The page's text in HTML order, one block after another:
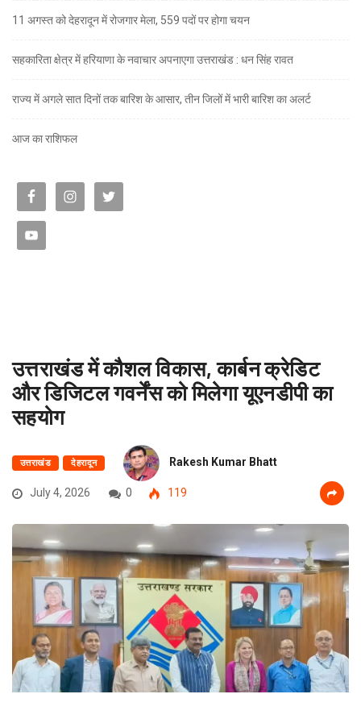
11 अगस्त को देहरादून में रोजगार मेला, 559 पदों पर होगा चयन
सहकारिता क्षेत्र में हरियाणा के नवाचार अपनाएगा उत्तराखंड : धन सिंह रावत
राज्य में अगले सात दिनों तक बारिश के आसार, तीन जिलों में भारी बारिश का अलर्ट
आज का राशिफल
उत्तराखंड में कौशल विकास, कार्बन क्रेडिट
और डिजिटल गवर्नेंस को मिलेगा यूएनडीपी का
सहयोग
उत्तराखंड देहरादून Rakesh Kumar Bhatt
July 4, 2026 0 119